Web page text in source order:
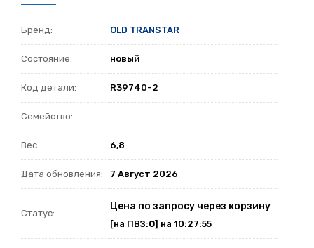
Бренд: OLD TRANSTAR
Состояние: новый
Код детали: R39740-2
Семейство:
Вес 6,8
Дата обновления: 7 Август 2026
Статус:
Цена по запросу через корзину
[на ПВЗ:0] на 10:27:55